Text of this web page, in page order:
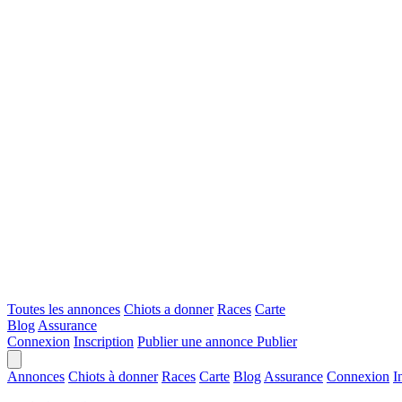
Toutes les annonces Chiots a donner Races Carte
Blog Assurance
Connexion Inscription Publier une annonce Publier
Annonces Chiots à donner Races Carte Blog Assurance Connexion